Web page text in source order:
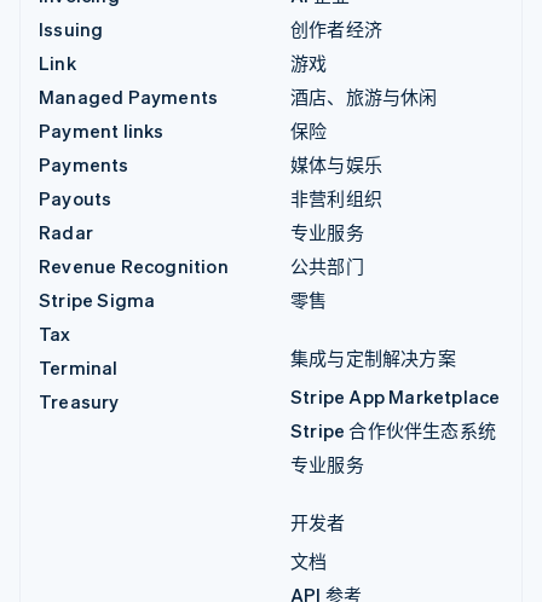
Issuing
Link
Managed Payments
Payment links
Payments
Payouts
Radar
Revenue Recognition
Stripe Sigma
Tax
Terminal
Treasury
创作者经济
游戏
酒店、旅游与休闲
保险
媒体与娱乐
非营利组织
专业服务
公共部门
零售
集成与定制解决方案
Stripe App Marketplace
Stripe 合作伙伴生态系统
专业服务
开发者
文档
API 参考